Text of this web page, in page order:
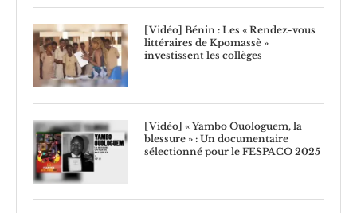
[Vidéo] Bénin : Les « Rendez-vous
littéraires de Kpomassè »
investissent les collèges
[Vidéo] « Yambo Ouologuem, la
blessure » : Un documentaire
sélectionné pour le FESPACO 2025